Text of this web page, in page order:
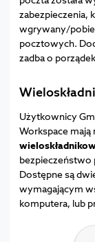
zabezpieczenia,
wgrywany/
pocztowych.
zadba o
Użytkownicy
Workspace
bezpieczeństwo
Dostępne są
wymagającym
komputera, lub